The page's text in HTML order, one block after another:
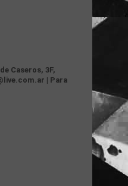
Caseros, 3F,
| Para